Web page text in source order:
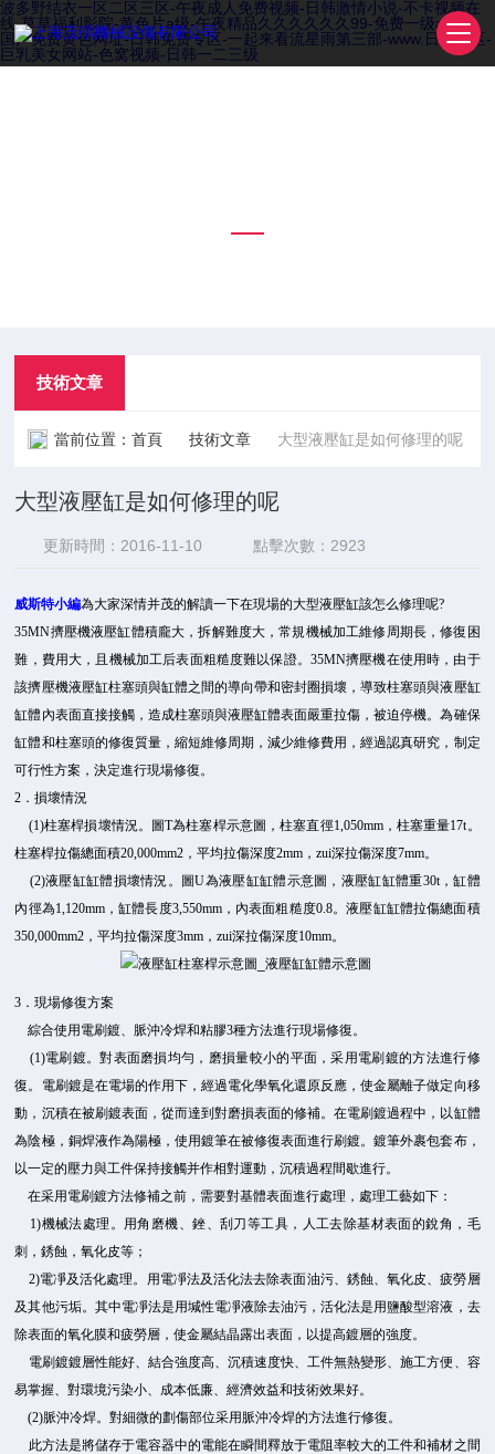
波多野结衣一区二区三区-午夜成人免费视频-日韩激情小说-不卡视频在
线-草草福利影院-黄色片a级-午夜精品久久久久久久99-免费一级a毛片-
国产免费黄色网址-日韩免费专区-一起来看流星雨第三部-www.日韩一区-
巨乳美女网站-色窝视频-日韩一二三级
技術文章
當前位置：首頁 技術文章 大型液壓缸是如何修理的呢
大型液壓缸是如何修理的呢
更新時間：2016-11-10 點擊次數：2923
威斯特小編為大家深情并茂的解讀一下在現場的大型液壓缸該怎么修理呢?
35MN擠壓機液壓缸體積龐大，拆解難度大，常規機械加工維修周期長，修復困
難，費用大，且機械加工后表面粗糙度難以保證。35MN擠壓機在使用時，由于
該擠壓機液壓缸柱塞頭與缸體之間的導向帶和密封圈損壞，導致柱塞頭與液壓缸
缸體內表面直接接觸，造成柱塞頭與液壓缸體表面嚴重拉傷，被迫停機。為確保
缸體和柱塞頭的修復質量，縮短維修周期，減少維修費用，經過認真研究，制定
可行性方案，決定進行現場修復。
2．損壞情況
(1)柱塞桿損壞情況。圖T為柱塞桿示意圖，柱塞直徑1,050mm，柱塞重量17t。
柱塞桿拉傷總面積20,000mm2，平均拉傷深度2mm，zui深拉傷深度7mm。
(2)液壓缸缸體損壞情況。圖U為液壓缸缸體示意圖，液壓缸缸體重30t，缸體
內徑為1,120mm，缸體長度3,550mm，內表面粗糙度0.8。液壓缸缸體拉傷總面積
350,000mm2，平均拉傷深度3mm，zui深拉傷深度10mm。
3．現場修復方案
綜合使用電刷鍍、脈沖冷焊和粘膠3種方法進行現場修復。
(1)電刷鍍。對表面磨損均勻，磨損量較小的平面，采用電刷鍍的方法進行修
復。電刷鍍是在電場的作用下，經過電化學氧化還原反應，使金屬離子做定向移
動，沉積在被刷鍍表面，從而達到對磨損表面的修補。在電刷鍍過程中，以缸體
為陰極，銅焊液作為陽極，使用鍍筆在被修復表面進行刷鍍。鍍筆外裹包套布，
以一定的壓力與工件保持接觸并作相對運動，沉積過程間歇進行。
在采用電刷鍍方法修補之前，需要對基體表面進行處理，處理工藝如下：
1)機械法處理。用角磨機、銼、刮刀等工具，人工去除基材表面的銳角，毛
刺，銹蝕，氧化皮等；
2)電凈及活化處理。用電凈法及活化法去除表面油污、銹蝕、氧化皮、疲勞層
及其他污垢。其中電凈法是用堿性電凈液除去油污，活化法是用鹽酸型溶液，去
除表面的氧化膜和疲勞層，使金屬結晶露出表面，以提高鍍層的強度。
電刷鍍鍍層性能好、結合強度高、沉積速度快、工件無熱變形、施工方便、容
易掌握、對環境污染小、成本低廉、經濟效益和技術效果好。
(2)脈沖冷焊。對細微的劃傷部位采用脈沖冷焊的方法進行修復。
此方法是將儲存于電容器中的電能在瞬間釋放于電阻率較大的工件和補材之間